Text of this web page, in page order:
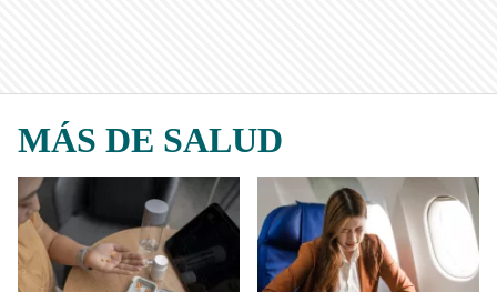
MÁS DE SALUD